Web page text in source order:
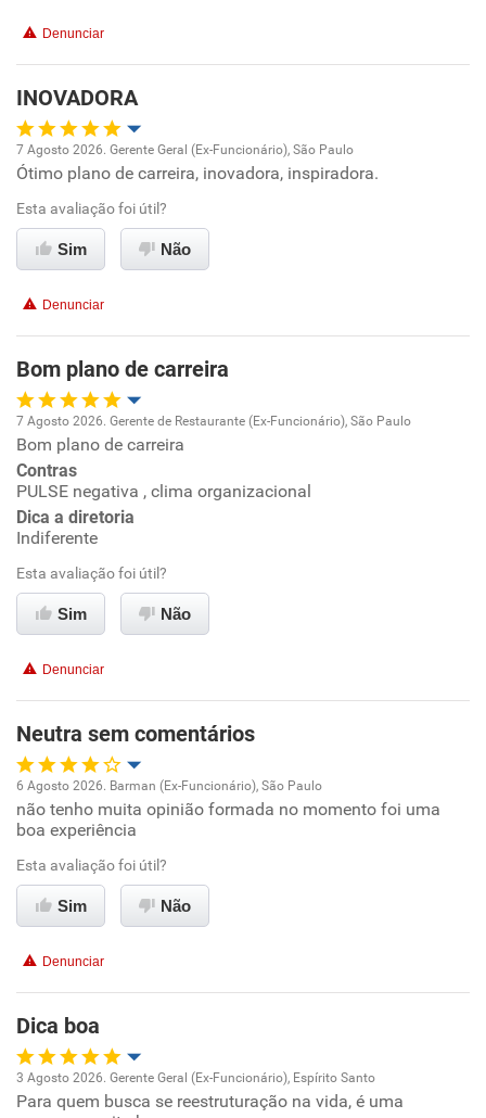
Recomenda esta empresa
Recomenda a diretoria
Denunciar
INOVADORA
Oportunidade de promoção
Ambiente de trabalho
Benefícios
Recomenda esta empresa
Recomenda a diretoria
7 Agosto 2026. Gerente Geral (Ex-Funcionário), São Paulo
Ótimo plano de carreira, inovadora, inspiradora.
Esta avaliação foi útil?
Sim Não
Denunciar
Bom plano de carreira
Oportunidade de promoção
Ambiente de trabalho
Benefícios
Recomenda esta empresa
Recomenda a diretoria
7 Agosto 2026. Gerente de Restaurante (Ex-Funcionário), São Paulo
Bom plano de carreira
Contras
PULSE negativa , clima organizacional
Dica a diretoria
Indiferente
Esta avaliação foi útil?
Sim Não
Denunciar
Neutra sem comentários
Oportunidade de promoção
Ambiente de trabalho
Conciliação com a vida familiar
Recomenda esta empresa
6 Agosto 2026. Barman (Ex-Funcionário), São Paulo
não tenho muita opinião formada no momento foi uma
boa experiência
Esta avaliação foi útil?
Sim Não
Denunciar
Dica boa
Oportunidade de promoção
3 Agosto 2026. Gerente Geral (Ex-Funcionário), Espírito Santo
Para quem busca se reestruturação na vida, é uma